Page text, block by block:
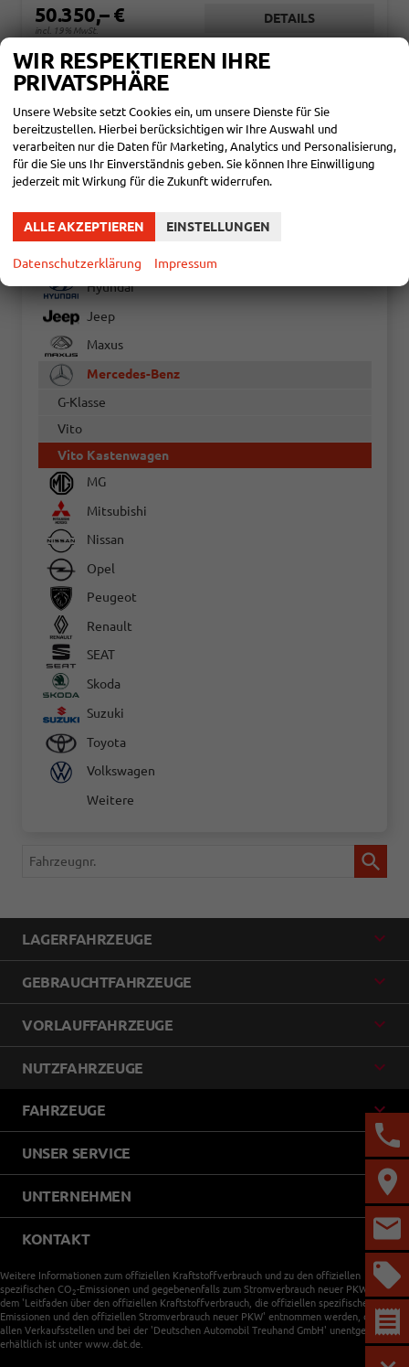
50.350,– €
incl. 19% MwSt.
DETAILS
Audi
Bentley
Citroën
Cupra
Fiat
Ford
Hyundai
Jeep
Maxus
Mercedes-Benz
G-Klasse
Vito
Vito Kastenwagen
MG
Mitsubishi
Nissan
Opel
Peugeot
Renault
SEAT
Skoda
Suzuki
Toyota
Volkswagen
Weitere
Fahrzeugnr.
LAGERFAHRZEUGE
GEBRAUCHTFAHRZEUGE
VORLAUFFAHRZEUGE
NUTZFAHRZEUGE
FAHRZEUGE
UNSER SERVICE
UNTERNEHMEN
KONTAKT
Weitere Informationen zum offiziellen Kraftstoffverbrauch und zu den offiziellen
spezifischen CO 2-Emissionen und gegebenenfalls zum Stromverbrauch neuer PKW können
dem 'Leitfaden über den offiziellen Kraftstoffverbrauch, die offiziellen spezifischen CO
Emissionen und den offiziellen Stromverbrauch neuer PKW' entnommen werden, der an
allen Verkaufsstellen und bei der 'Deutschen Automobil Treuhand GmbH' unentgeltlich
erhältlich ist unter www.dat.de.
WIR RESPEKTIEREN IHRE
PRIVATSPHÄRE
Unsere Website setzt Cookies ein, um unsere Dienste für Sie
bereitzustellen. Hierbei berücksichtigen wir Ihre Auswahl und
verarbeiten nur die Daten für Marketing, Analytics und Personalisierung,
für die Sie uns Ihr Einverständnis geben. Sie können Ihre Einwilligung
jederzeit mit Wirkung für die Zukunft widerrufen.
ALLE AKZEPTIEREN EINSTELLUNGEN
Datenschutzerklärung Impressum